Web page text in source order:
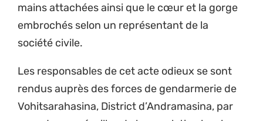
mains attachées ainsi que le cœur et la gorge
embrochés selon un représentant de la
société civile.
Les responsables de cet acte odieux se sont
rendus auprès des forces de gendarmerie de
Vohitsarahasina, District d’Andramasina, par